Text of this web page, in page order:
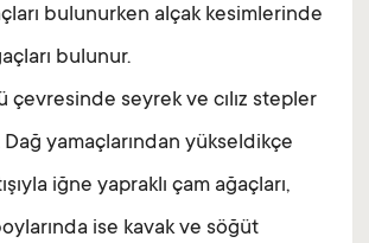
bulunurken alçak kesimlerinde
bulunur.
çevresinde seyrek ve cılız stepler
yamaçlarından yükseldikçe
iğne yapraklı çam ağaçları,
ise kavak ve söğüt